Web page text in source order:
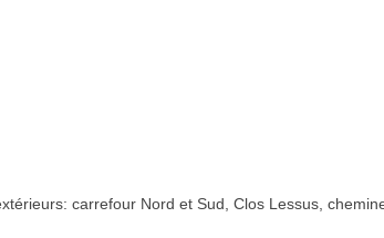
carrefour Nord et Sud, Clos Lessus,